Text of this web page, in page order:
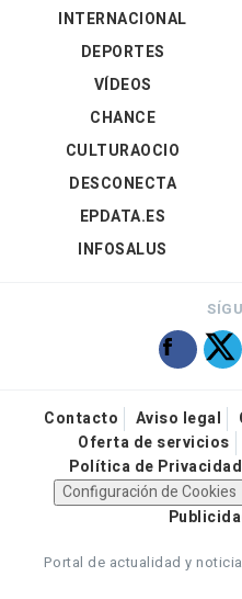
INTERNACIONAL
DEPORTES
VÍDEOS
CHANCE
CULTURAOCIO
DESCONECTA
EPDATA.ES
INFOSALUS
Contacto Aviso legal
Oferta de servicios
Política de Privacidad
Configuración de Cookies
Portal de actualidad y